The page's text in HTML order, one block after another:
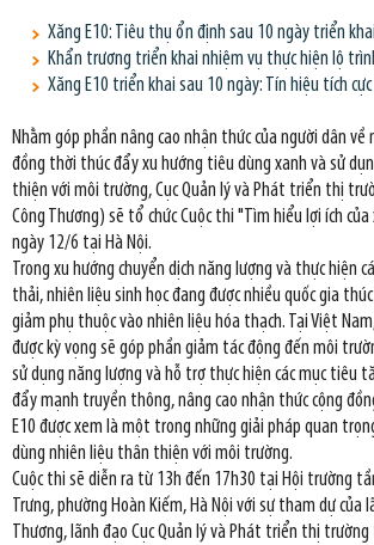
Xăng E10: Tiêu thụ ổn định sau 10 ngày triển
Khẩn trương triển khai nhiệm vụ thực hiện lộ
Xăng E10 triển khai sau 10 ngày: Tín hiệu tích
Nhằm góp phần nâng cao nhận thức của người dân về
đồng thời thúc đẩy xu hướng tiêu dùng xanh và sử
thiện với môi trường, Cục Quản lý và Phát triển thị
Công Thương) sẽ tổ chức Cuộc thi "Tìm hiểu lợi ích của
ngày 12/6 tại Hà Nội.
Trong xu hướng chuyển dịch năng lượng và thực hiện
thải, nhiên liệu sinh học đang được nhiều quốc gia
giảm phụ thuộc vào nhiên liệu hóa thạch. Tại Việt
được kỳ vọng sẽ góp phần giảm tác động đến môi
sử dụng năng lượng và hỗ trợ thực hiện các mục tiêu
đẩy mạnh truyền thông, nâng cao nhận thức cộng
E10 được xem là một trong những giải pháp quan
dùng nhiên liệu thân thiện với môi trường.
Cuộc thi sẽ diễn ra từ 13h đến 17h30 tại Hội trường
Trưng, phường Hoàn Kiếm, Hà Nội với sự tham dự của
Thương, lãnh đạo Cục Quản lý và Phát triển thị